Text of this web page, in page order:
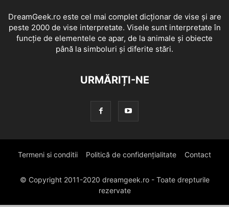
DreamGeek.ro este cel mai complet dicționar de vise și are
peste 2000 de vise interpretate. Visele sunt interpretate în
funcție de elementele ce apar, de la animale și obiecte
până la simboluri și diferite stări.
URMĂRIȚI-NE
Termeni si conditii Politică de confidențialitate Contact
© Copyright 2011-2020 dreamgeek.ro - Toate drepturile
rezervate